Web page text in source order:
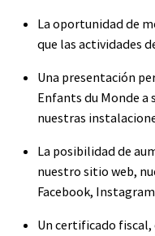
La oportunidad de
que las actividades
Una presentación
Enfants du Monde a
nuestras
La posibilidad de
nuestro sitio web,
Facebook,
Un certificado fiscal,